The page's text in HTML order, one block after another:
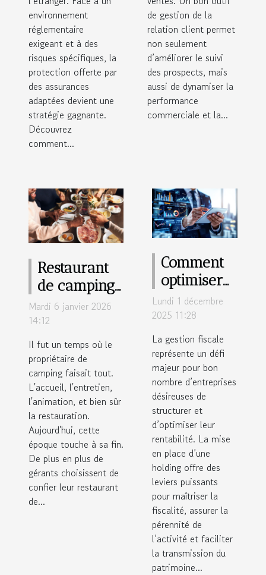
environnement
réglementaire
exigeant et à des
risques spécifiques, la
protection offerte par
des assurances
adaptées devient une
stratégie gagnante.
Découvrez
comment...
de gestion de la
relation client permet
non seulement
d’améliorer le suivi
des prospects, mais
aussi de dynamiser la
performance
commerciale et la...
Restaurant
de camping :
pourquoi les
gérants
externalisent
de plus en
plus ?
Mardi 6 janvier 2026
14:12
Il fut un temps où le
propriétaire de
camping faisait tout.
L'accueil, l'entretien,
l'animation, et bien sûr
la restauration.
Aujourd'hui, cette
époque touche à sa fin.
De plus en plus de
gérants choisissent de
confier leur restaurant
de...
Comment
optimiser
la gestion
fiscale
grâce à la
création
d'une
holding ?
Lundi 1 décembre
2025 11:28
La gestion fiscale
représente un défi
majeur pour bon
nombre d’entreprises
désireuses de
structurer et
d’optimiser leur
rentabilité. La mise
en place d’une
holding offre des
leviers puissants
pour maîtriser la
fiscalité, assurer la
pérennité de
l’activité et faciliter
la transmission du
patrimoine...